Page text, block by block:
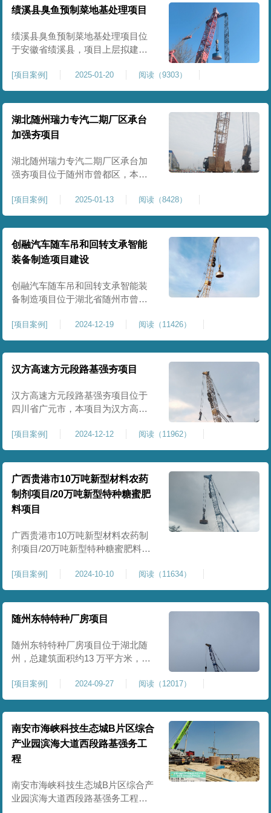
工程师组织三方验收一次，确认工
施工质量，确保工程整体质量。在
施工过程中我司严格按照设计规范
绩溪县臭鱼预制菜地基处理项目
绩溪县臭鱼预制菜地基处理项目位
于安徽省绩溪县，项目上层拟建生
米。本项目场地后续使用要求较
高，设计拟采用大夯击能进行场地
地基加固处理，我司配备FW5000A
大型强夯机一台，并配备28m龙门架
一幅辅助高能级强夯施工，配备
85T，直径为2m，高度为2.2m的柱
锤一个，柱锤接地面积更小，强夯
穿透
[项目案例] 2025-01-20 阅读（9303）
湖北随州瑞力专汽二期厂区承台
加强夯项目
湖北随州瑞力专汽二期厂区承台加
强夯项目位于随州市曾都区，本项
要求采用强夯置换工艺进行加固处
理，要求经处理深度不小于8米，地
基承载力不小于180Kpa，该项目场
地周边已有建筑物，且本项目采用
夯击能较大，夯击次数较多，为确
保场地临近建筑物安全性，我司在
临近建筑物的场地界限开挖减震沟
[项目案例] 2025-01-13 阅读（8428）
创融汽车随车吊和回转支承智能
装备制造项目建设
创融汽车随车吊和回转支承智能装
备制造项目位于湖北省随州市曾都
套设置，本次对主要对项目生产车
间区域进行强夯施工，面积约为
20000平方米，要求经强夯后地基承
载力不低于140Kpa。康尚强夯公司
场，设备型号为ZRYG3500C，施工
作业人员按照设计严格施工。
[项目案例] 2024-12-19 阅读（11426）
汉方高速方元段路基强夯项目
汉方高速方元段路基强夯项目位于
四川省广元市，本项目为汉方高速
240000平方米，施工周期长，待路
基回填达到设计标高后，强夯施工
一次。我司于土方单位交叉作业。
康尚强夯公司于2024年10月20日安
排设备人员进场，按照图纸设计施
工。
[项目案例] 2024-12-12 阅读（11962）
广西贵港市10万吨新型材料农药
制剂项目/20万吨新型特种糖蜜肥
料项目
广西贵港市10万吨新型材料农药制
剂项目/20万吨新型特种糖蜜肥料项
期施工，一期为10万吨新型材料农
药制剂项目施工，二期为20万吨新
型特种糖蜜肥料项目，两期项目都
采用基础承台加强夯和普通强夯施
使用要求，单独对基础承台位置地
基进行置换加强夯，其他区域采用
[项目案例] 2024-10-10 阅读（11634）
随州东特特种厂房项目
随州东特特种厂房项目位于湖北随
州，总建筑面积约13 万平方米，为
载力与均匀性要求严苛。项目于
2024 年 9 月正式开工，地基处理采
用高能级强夯施工工艺，通过大吨
位重锤动力固结，全面提升场地密
实度与承载性能，满足重载车间、
设备基础与行车轨道的长期稳定运
行要求。项目严格遵循强夯地基处
[项目案例] 2024-09-27 阅读（12017）
南安市海峡科技生态城B片区综合
产业园滨海大道西段路基强务工
程
南安市海峡科技生态城B片区综合产
业园滨海大道西段路基强务工程位